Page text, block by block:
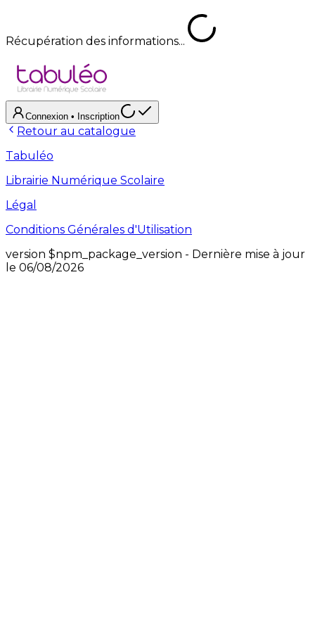
Récupération des informations...
Connexion • Inscription
Retour au catalogue
Tabuléo
Librairie Numérique Scolaire
Légal
Conditions Générales d'Utilisation
version $npm_package_version - Dernière mise à jour
le 06/08/2026